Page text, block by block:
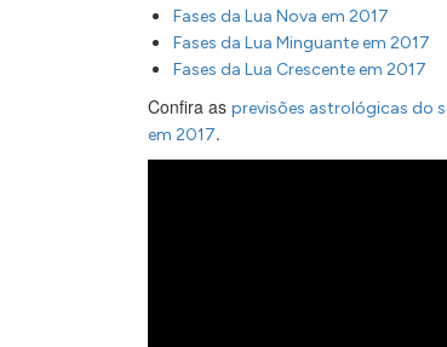
Fases da Lua Nova em 2017
Fases da Lua Minguante em 2017
Fases da Lua Crescente em 2017
Confira as previsões astrológicas do
em 2017.